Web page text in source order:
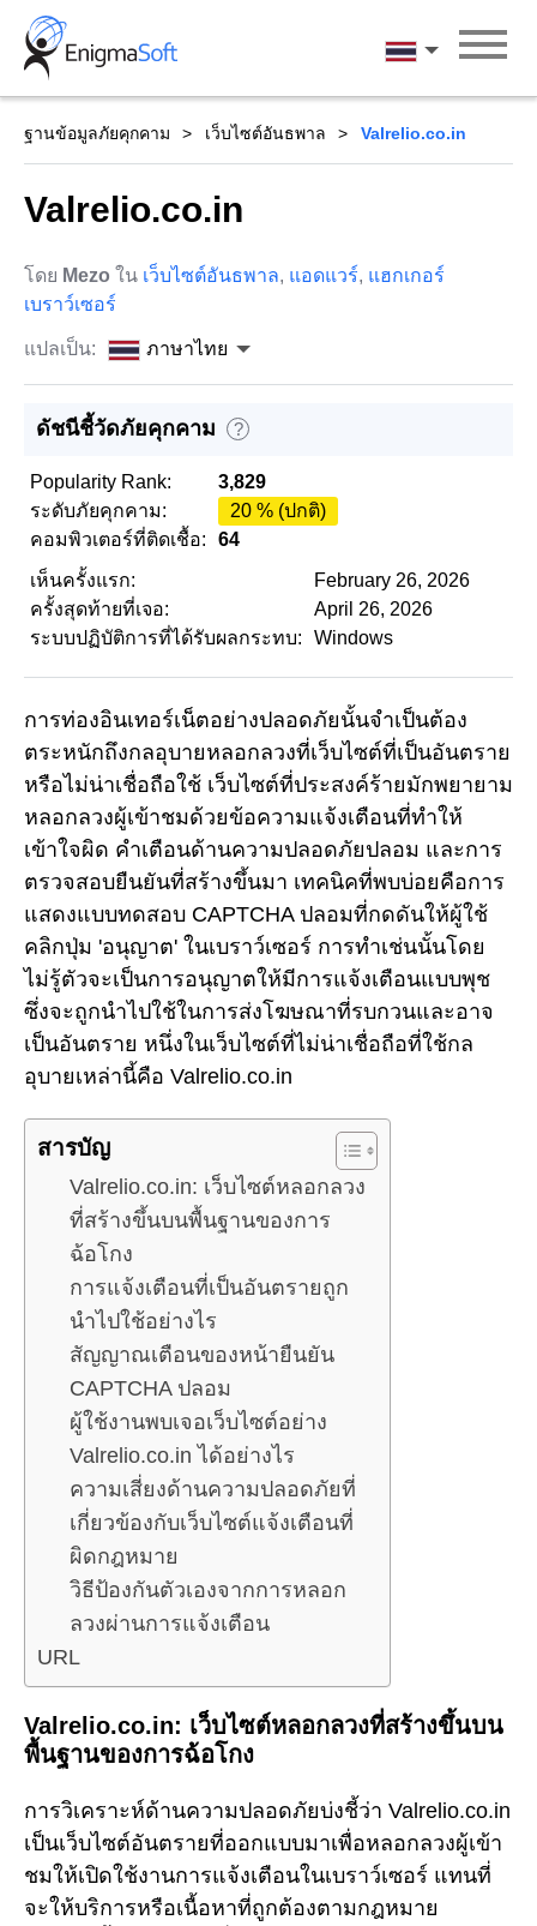
Skip
content
ภาษาไทย
ฐานข้อมูลภัยคุกคาม เว็บไซต์อันธพาล Valrelio.co.in
Valrelio.co.in
โดย Mezo ใน เว็บไซต์อันธพาล, แอดแวร์, แฮกเกอร์
เบราว์เซอร์
แปลเป็น: ภาษาไทย
ดัชนีชี้วัดภัยคุกคาม ?
Popularity Rank:
3,829
ระดับภัยคุกคาม:
20 % (ปกติ)
คอมพิวเตอร์ที่ติดเชื้อ:
64
เห็นครั้งแรก:
February 26, 2026
ครั้งสุดท้ายที่เจอ:
April 26, 2026
ระบบปฏิบัติการที่ได้รับผลกระทบ:
Windows
การท่องอินเทอร์เน็ตอย่างปลอดภัยนั้นจำเป็นต้อง
ตระหนักถึงกลอุบายหลอกลวงที่เว็บไซต์ที่เป็นอันตราย
หรือไม่น่าเชื่อถือใช้ เว็บไซต์ที่ประสงค์ร้ายมักพยายาม
หลอกลวงผู้เข้าชมด้วยข้อความแจ้งเตือนที่ทำให้
เข้าใจผิด คำเตือนด้านความปลอดภัยปลอม และการ
ตรวจสอบยืนยันที่สร้างขึ้นมา เทคนิคที่พบบ่อยคือการ
แสดงแบบทดสอบ CAPTCHA ปลอมที่กดดันให้ผู้ใช้
คลิกปุ่ม 'อนุญาต' ในเบราว์เซอร์ การทำเช่นนั้นโดย
ไม่รู้ตัวจะเป็นการอนุญาตให้มีการแจ้งเตือนแบบพุช
ซึ่งจะถูกนำไปใช้ในการส่งโฆษณาที่รบกวนและอาจ
เป็นอันตราย หนึ่งในเว็บไซต์ที่ไม่น่าเชื่อถือที่ใช้กล
อุบายเหล่านี้คือ Valrelio.co.in
สารบัญ
Valrelio.co.in: เว็บไซต์หลอกลวง
ที่สร้างขึ้นบนพื้นฐานของการ
ฉ้อโกง
การแจ้งเตือนที่เป็นอันตรายถูก
นำไปใช้อย่างไร
สัญญาณเตือนของหน้ายืนยัน
CAPTCHA ปลอม
ผู้ใช้งานพบเจอเว็บไซต์อย่าง
Valrelio.co.in ได้อย่างไร
ความเสี่ยงด้านความปลอดภัยที่
เกี่ยวข้องกับเว็บไซต์แจ้งเตือนที่
ผิดกฎหมาย
วิธีป้องกันตัวเองจากการหลอก
ลวงผ่านการแจ้งเตือน
URL
Valrelio.co.in: เว็บไซต์หลอกลวงที่สร้างขึ้นบน
พื้นฐานของการฉ้อโกง
การวิเคราะห์ด้านความปลอดภัยบ่งชี้ว่า Valrelio.co.in
เป็นเว็บไซต์อันตรายที่ออกแบบมาเพื่อหลอกลวงผู้เข้า
ชมให้เปิดใช้งานการแจ้งเตือนในเบราว์เซอร์ แทนที่
จะให้บริการหรือเนื้อหาที่ถูกต้องตามกฎหมาย